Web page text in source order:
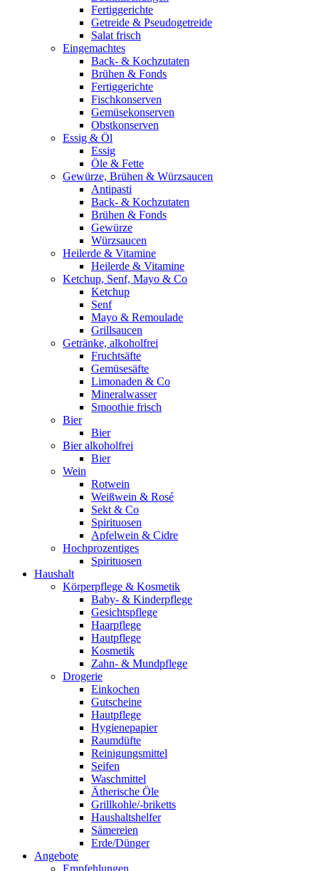
Fertiggerichte
Getreide & Pseudogetreide
Salat frisch
Eingemachtes
Back- & Kochzutaten
Brühen & Fonds
Fertiggerichte
Fischkonserven
Gemüsekonserven
Obstkonserven
Essig & Öl
Essig
Öle & Fette
Gewürze, Brühen & Würzsaucen
Antipasti
Back- & Kochzutaten
Brühen & Fonds
Gewürze
Würzsaucen
Heilerde & Vitamine
Heilerde & Vitamine
Ketchup, Senf, Mayo & Co
Ketchup
Senf
Mayo & Remoulade
Grillsaucen
Getränke, alkoholfrei
Fruchtsäfte
Gemüsesäfte
Limonaden & Co
Mineralwasser
Smoothie frisch
Bier
Bier
Bier alkoholfrei
Bier
Wein
Rotwein
Weißwein & Rosé
Sekt & Co
Spirituosen
Apfelwein & Cidre
Hochprozentiges
Spirituosen
Haushalt
Körperpflege & Kosmetik
Baby- & Kinderpflege
Gesichtspflege
Haarpflege
Hautpflege
Kosmetik
Zahn- & Mundpflege
Drogerie
Einkochen
Gutscheine
Hautpflege
Hygienepapier
Raumdüfte
Reinigungsmittel
Seifen
Waschmittel
Ätherische Öle
Grillkohle/-briketts
Haushaltshelfer
Sämereien
Erde/Dünger
Angebote
Empfehlungen